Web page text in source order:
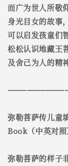
而广为世人所敬
身光目女的故事
可以启发孩童们
松松认识地藏王
及舍己为人的精
弥勒菩萨传儿
Book（中英对照
弥勒菩萨的样子